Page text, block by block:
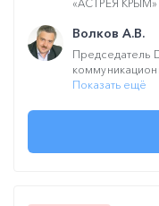
«АСТРЕЯ КРЫМ»
Волков А.В.
Председатель
Показать ещё